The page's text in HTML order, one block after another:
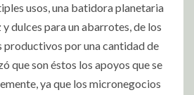
usos, una batidora planetaria
dulces para un abarrotes, de los
productivos por una cantidad de
que son éstos los apoyos que se
ya que los micronegocios